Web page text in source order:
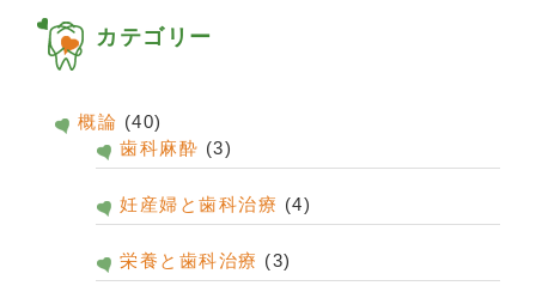
カテゴリー
概論 (40)
歯科麻酔 (3)
妊産婦と歯科治療 (4)
栄養と歯科治療 (3)